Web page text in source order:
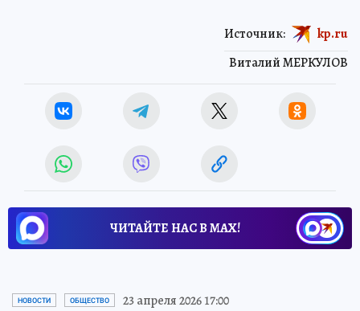
Виталий МЕРКУЛОВ
Источник: kp.ru
ЧИТАЙТЕ НАС В МАХ!
НОВОСТИ ОБЩЕСТВО 23 апреля 2026 17:00